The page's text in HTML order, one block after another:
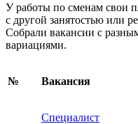
У работы по сменам свои
с другой занятостью или
Собрали вакансии с
вариациями.
№ Вакансия
Специалист